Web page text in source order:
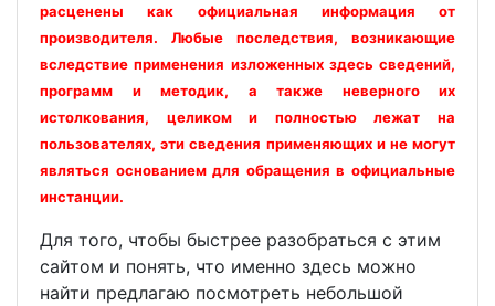
расценены как официальная информация от
производителя. Любые последствия, возникающие
вследствие применения изложенных здесь сведений,
программ и методик, а также неверного их
истолкования, целиком и полностью лежат на
пользователях, эти сведения применяющих и не могут
являться основанием для обращения в официальные
инстанции.
Для того, чтобы быстрее разобраться с этим
сайтом и понять, что именно здесь можно
найти предлагаю посмотреть небольшой